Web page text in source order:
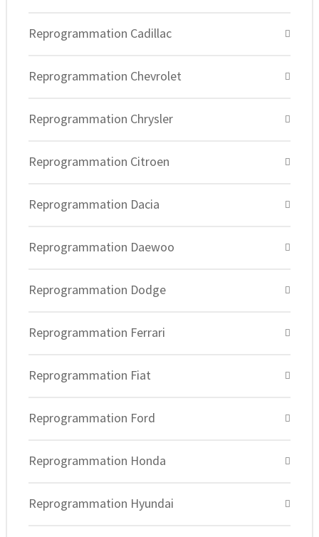
Reprogrammation Cadillac
Reprogrammation Chevrolet
Reprogrammation Chrysler
Reprogrammation Citroen
Reprogrammation Dacia
Reprogrammation Daewoo
Reprogrammation Dodge
Reprogrammation Ferrari
Reprogrammation Fiat
Reprogrammation Ford
Reprogrammation Honda
Reprogrammation Hyundai